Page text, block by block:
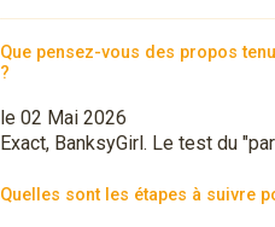
Que pensez-vous des propos
?
le 02 Mai 2026
Exact, BanksyGirl. Le test du
Quelles sont les étapes à suivre